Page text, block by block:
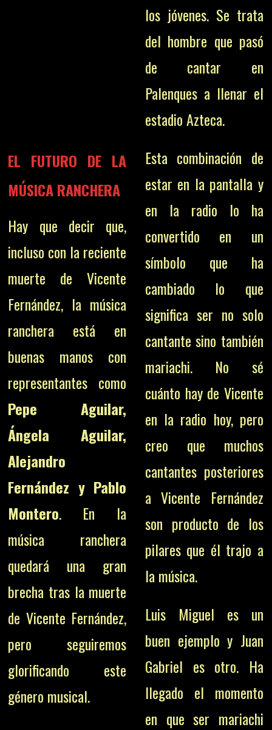
EL FUTURO DE LA
MÚSICA RANCHERA
Hay que decir que,
incluso con la reciente
muerte de Vicente
Fernández, la música
ranchera está en
buenas manos con
representantes como
Pepe Aguilar,
Ángela Aguilar,
Alejandro
Fernández y Pablo
Montero. En la
música ranchera
quedará una gran
brecha tras la muerte
de Vicente Fernández,
pero seguiremos
glorificando este
género musical.
los jóvenes. Se trata
del hombre que pasó
de cantar en
Palenques a llenar el
estadio Azteca.
Esta combinación de
estar en la pantalla y
en la radio lo ha
convertido en un
símbolo que ha
cambiado lo que
significa ser no solo
cantante sino también
mariachi. No sé
cuánto hay de Vicente
en la radio hoy, pero
creo que muchos
cantantes posteriores
a Vicente Fernández
son producto de los
pilares que él trajo a
la música.
Luis Miguel es un
buen ejemplo y Juan
Gabriel es otro. Ha
llegado el momento
en que ser mariachi